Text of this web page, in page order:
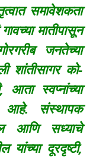
समावेशकता
मातीपासून
जनतेच्या
शांतीसागर को-
स्वप्नांच्या
आहे. संस्थापक
आणि सध्याचे
यांच्या दूरदृष्टी,